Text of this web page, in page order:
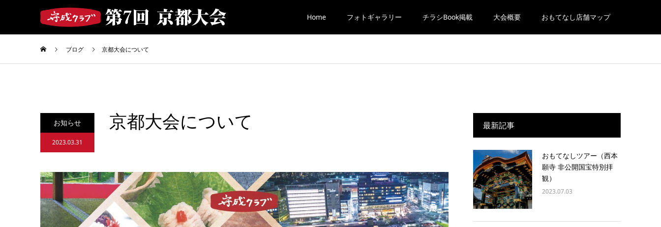
Home フォトギャラリー チラシBook掲載 大会概要 おもてなし店舗マップ
ブログ 京都大会について
お知らせ
2023.03.31
京都大会について 最新記事
おもてなしツアー（西本
願寺 非公開国宝特別拝
観）
2023.07.03